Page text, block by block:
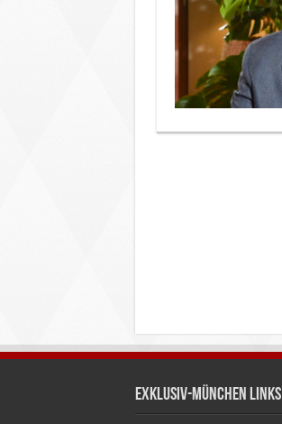
Exklusiv-München Links